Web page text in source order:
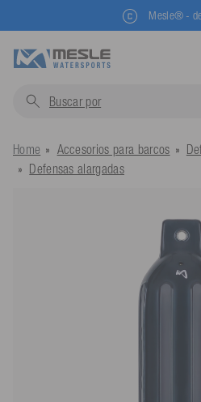
Mesle® -
Buscar por
Home Accesorios para barcos
Defensas alargadas